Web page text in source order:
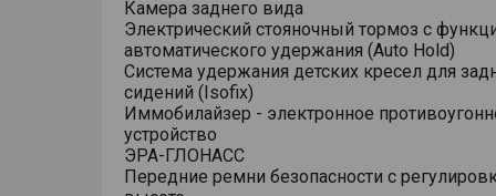
Камера заднего вида
Электрический стояночный тормоз с
автоматического удержания (Auto Hold)
Система удержания детских кресел для
сидений (Isofix)
Иммобилайзер - электронное
устройство
ЭРА-ГЛОНАСС
Передние ремни безопасности с